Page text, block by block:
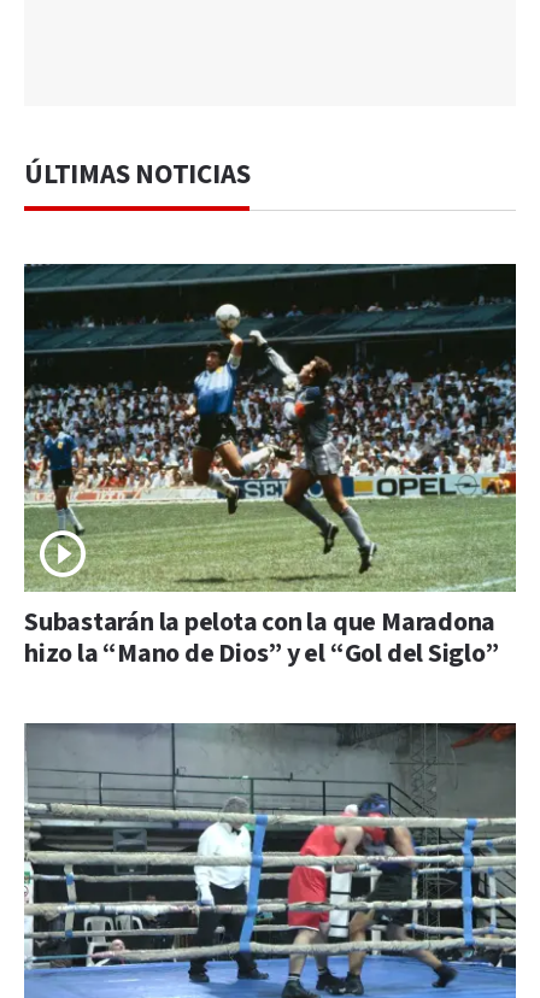
ÚLTIMAS NOTICIAS
Subastarán la pelota con la que Maradona
hizo la “Mano de Dios” y el “Gol del Siglo”